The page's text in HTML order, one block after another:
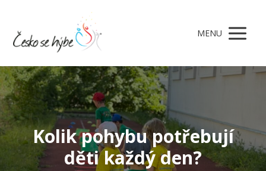
MENU
Kolik pohybu potřebují
děti každý den?